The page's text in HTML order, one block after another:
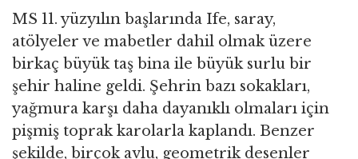
MS 11. yüzyılın başlarında Ife, saray,
atölyeler ve mabetler dahil olmak üzere
birkaç büyük taş bina ile büyük surlu bir
şehir haline geldi. Şehrin bazı sokakları,
yağmura karşı daha dayanıklı olmaları için
pişmiş toprak karolarla kaplandı. Benzer
şekilde, birçok avlu, geometrik desenler